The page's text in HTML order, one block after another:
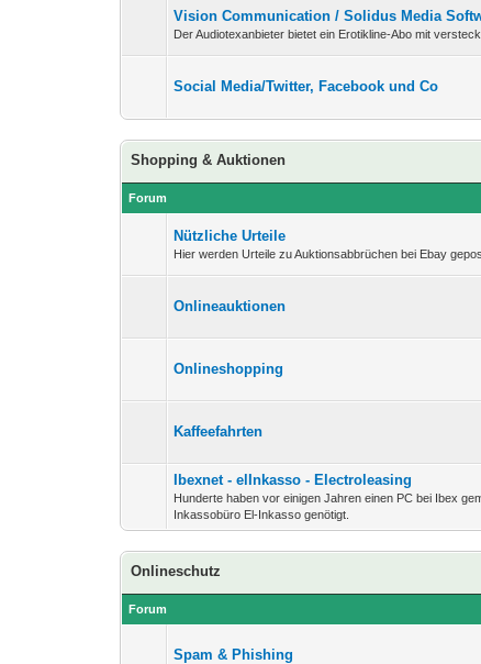
Vision Communication / Solidus Media
Der Audiotexanbieter bietet ein Erotikline-Abo mit
Social Media/Twitter, Facebook und Co
Shopping & Auktionen
Forum
Nützliche Urteile
Hier werden Urteile zu Auktionsabbrüchen bei Ebay
Onlineauktionen
Onlineshopping
Kaffeefahrten
Ibexnet - elInkasso - Electroleasing
Hunderte haben vor einigen Jahren einen PC bei Ibex
Inkassobüro El-Inkasso genötigt.
Onlineschutz
Forum
Spam & Phishing